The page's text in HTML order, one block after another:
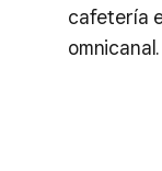
cafetería
omnicanal.